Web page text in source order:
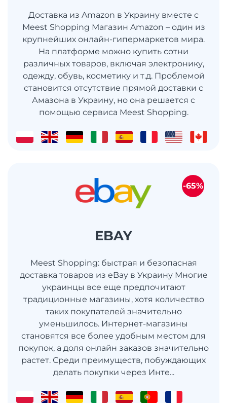
Доставка из Amazon в Украину вместе с
Meest Shopping Магазин Amazon – один из
крупнейших онлайн-гипермаркетов мира.
На платформе можно купить сотни
различных товаров, включая электронику,
одежду, обувь, косметику и т.д. Проблемой
становится отсутствие прямой доставки с
Амазона в Украину, но она решается с
помощью сервиса Meest Shopping.
EBAY
Meest Shopping: быстрая и безопасная
доставка товаров из eBay в Украину Многие
украинцы все еще предпочитают
традиционные магазины, хотя количество
таких покупателей значительно
уменьшилось. Интернет-магазины
становятся все более удобным местом для
покупок, а доля онлайн заказов значительно
растет. Среди преимуществ, побуждающих
делать покупки через Инте...
-65%